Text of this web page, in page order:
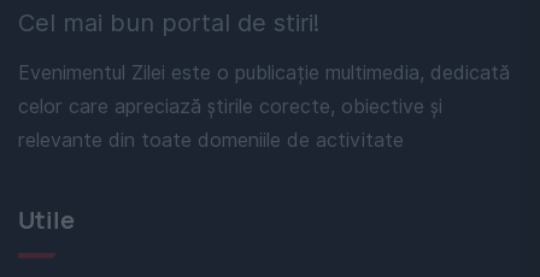
Cel mai bun portal de stiri!
Evenimentul Zilei este o publicație multimedia, dedicată
celor care apreciază știrile corecte, obiective și
relevante din toate domeniile de activitate
Utile